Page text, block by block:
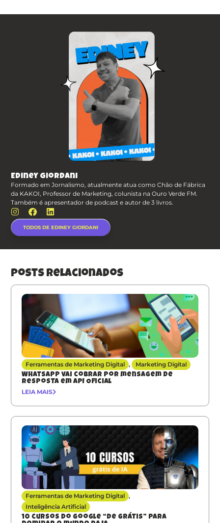
Ediney Giordani
Formado em Jornalismo, atualmente atua como Chão de Fábrica
da KAKOI, Professor de Marketing, colunista na Ouro Verde FM.
Também é apresentador de podcast e autor de 3 livros.
TODOS DE EDINEY GIORDANI
posts relacionados
Ferramentas de Marketing Digital , Marketing Digital
Whatsapp vai cobrar por mensagem de
resposta em API Oficial
LEIA MAIS
Ferramentas de Marketing Digital ,
Inteligência Artificial
10 cursos do Google “de grátis” para